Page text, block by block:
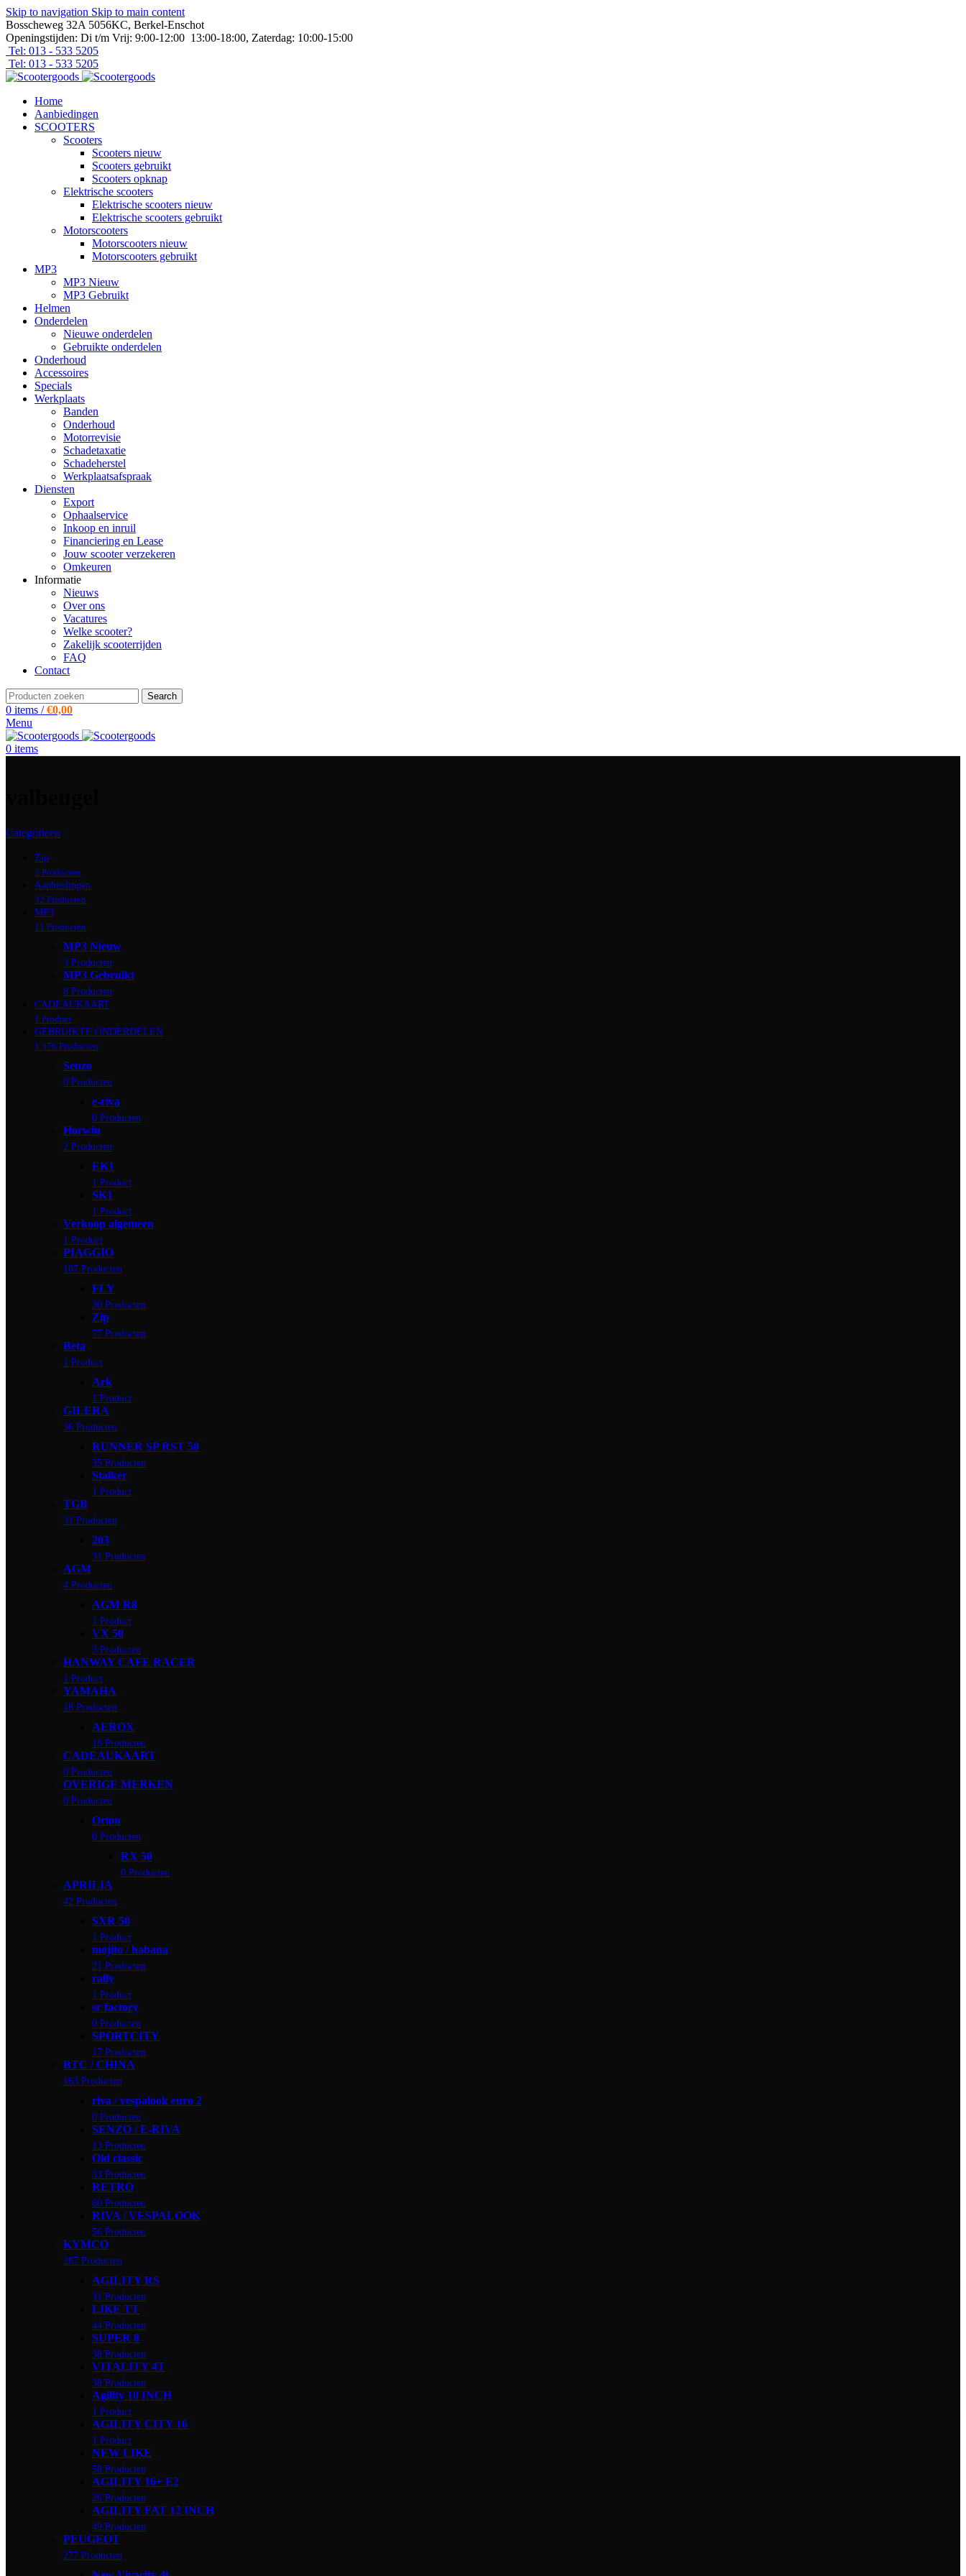
Skip to navigation Skip to main content
Bosscheweg 32A 5056KC, Berkel-Enschot
Openingstijden: Di t/m Vrij: 9:00-12:00 13:00-18:00, Zaterdag: 10:00-15:00
Tel: 013 - 533 5205
Tel: 013 - 533 5205
Home
Aanbiedingen
SCOOTERS
Scooters
Scooters nieuw
Scooters gebruikt
Scooters opknap
Elektrische scooters
Elektrische scooters nieuw
Elektrische scooters gebruikt
Motorscooters
Motorscooters nieuw
Motorscooters gebruikt
MP3
MP3 Nieuw
MP3 Gebruikt
Helmen
Onderdelen
Nieuwe onderdelen
Gebruikte onderdelen
Onderhoud
Accessoires
Specials
Werkplaats
Banden
Onderhoud
Motorrevisie
Schadetaxatie
Schadeherstel
Werkplaatsafspraak
Diensten
Export
Ophaalservice
Inkoop en inruil
Financiering en Lease
Jouw scooter verzekeren
Omkeuren
Informatie
Nieuws
Over ons
Vacatures
Welke scooter?
Zakelijk scooterrijden
FAQ
Contact
Search
0 items / €0,00
Menu
0 items
Categorieen
Zip
2 Producten
Aanbiedingen
32 Producten
MP3
11 Producten
MP3 Nieuw
3 Producten
MP3 Gebruikt
8 Producten
CADEAUKAART
1 Product
GEBRUIKTE ONDERDELEN
1.376 Producten
Senzo
0 Producten
e-riva
0 Producten
Horwin
2 Producten
EK1
1 Product
SK1
1 Product
Verkoop algemeen
1 Product
PIAGGIO
107 Producten
FLY
30 Producten
Zip
77 Producten
Beta
1 Product
Ark
1 Product
GILERA
36 Producten
RUNNER SP RST 50
35 Producten
Stalker
1 Product
TGB
31 Producten
203
31 Producten
AGM
4 Producten
AGM R8
1 Product
VX 50
3 Producten
HANWAY CAFE RACER
1 Product
YAMAHA
18 Producten
AEROX
18 Producten
CADEAUKAART
0 Producten
OVERIGE MERKEN
0 Producten
Orion
0 Producten
RX 50
0 Producten
APRILIA
42 Producten
SXR 50
1 Product
mojito / habana
21 Producten
rally
1 Product
sr factory
0 Producten
SPORTCITY
17 Producten
BTC / CHINA
163 Producten
riva / vespalook euro 2
0 Producten
SENZO / E-RIVA
13 Producten
Old classic
33 Producten
RETRO
60 Producten
RIVA / VESPALOOK
56 Producten
KYMCO
287 Producten
AGILITY RS
31 Producten
LIKE TT
44 Producten
SUPER 8
38 Producten
VITALITY 4T
38 Producten
Agility 10 INCH
1 Product
AGILITY CITY 16
1 Product
NEW LIKE
58 Producten
AGILITY 16+ E2
26 Producten
AGILITY FAT 12 INCH
49 Producten
PEUGEOT
277 Producten